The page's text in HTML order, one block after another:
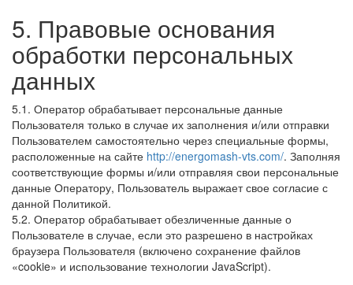
5. Правовые основания
обработки персональных
данных
5.1. Оператор обрабатывает персональные данные
Пользователя только в случае их заполнения и/или отправки
Пользователем самостоятельно через специальные формы,
расположенные на сайте http://energomash-vts.com/. Заполняя
соответствующие формы и/или отправляя свои персональные
данные Оператору, Пользователь выражает свое согласие с
данной Политикой.
5.2. Оператор обрабатывает обезличенные данные о
Пользователе в случае, если это разрешено в настройках
браузера Пользователя (включено сохранение файлов
«cookie» и использование технологии JavaScript).